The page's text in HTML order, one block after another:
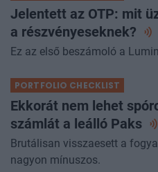
Jelentett az OTP: mit
a részvényeseknek?
Ez az első beszámoló a
PORTFOLIO CHECKLIST
Ekkorát nem lehet
számlát a leálló Paks
Brutálisan visszaesett a
nagyon mínuszos.